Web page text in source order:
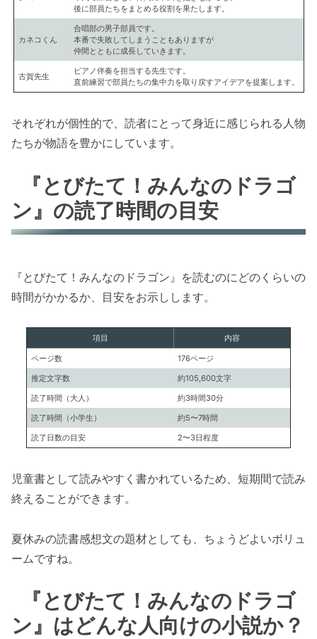
後に部員たちをまとめる役割を果たします。
カネコくん
合唱部の男子部員です。
本番で失敗してしまうこともありますが
仲間とともに成長していきます。
古賀先生
ピアノ伴奏を担当する先生です。
直前練習で部員たちの集中力を取り戻すアイデアを提案します。
それぞれが個性的で、読者にとって身近に感じられる人物
たちが物語を豊かにしています。
『とびたて！みんなのドラゴ
ン』の読了時間の目安
『とびたて！みんなのドラゴン』を読むのにどのくらいの
時間がかかるか、目安をお示しします。
項目 内容
ページ数
176ページ
推定文字数
約105,600文字
読了時間（大人）
約3時間30分
読了時間（小学生）
約5〜7時間
読了日数の目安
2〜3日程度
児童書として読みやすく書かれているため、短期間で読み
終えることができます。
夏休みの読書感想文の題材としても、ちょうどよいボリュ
ームですね。
『とびたて！みんなのドラゴ
ン』はどんな人向けの小説か？